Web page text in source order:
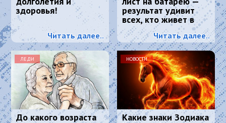
здоровья!
Читать далее..
результат удивит
всех, кто живет в
квартире
Читать далее..
ЛЕДИ
До какого возраста
НОВОСТИ
Какие знаки Зодиака